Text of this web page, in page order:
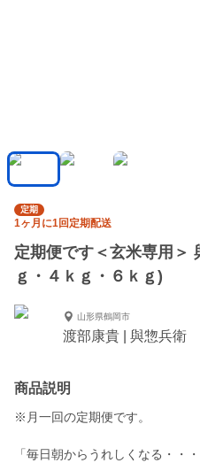
定期
1ヶ月に1回定期配送
定期便です＜玄米専用＞
ｇ・４ｋｇ・６ｋｇ)
山形県鶴岡市
渡部康貴 | 與惣兵衛
商品説明
※月一回の定期便です。
「毎日朝からうれしくなる・・・